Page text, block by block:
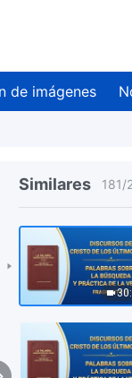
de imágenes
Similares 181/